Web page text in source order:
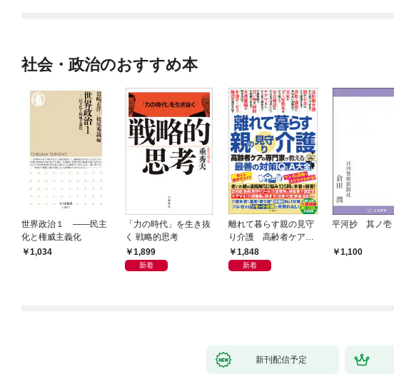
社会・政治のおすすめ本
世界政治１ ――民主
化と権威主義化
1,034
「力の時代」を生き抜
く 戦略的思考
1,899
新着
離れて暮らす親の見守
り介護 高齢者ケアの
専門家が教える最善の
対策Q＆A大全
1,848
新着
平河抄 其ノ壱
1,100
新刊配信予定